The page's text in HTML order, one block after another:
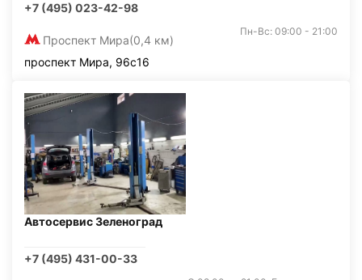
+7 (495) 023-42-98
Проспект Мира(0,4 км)
Пн-Вс: 09:00 - 21:00
проспект Мира, 96с16
Автосервис Зеленоград
+7 (495) 431-00-33